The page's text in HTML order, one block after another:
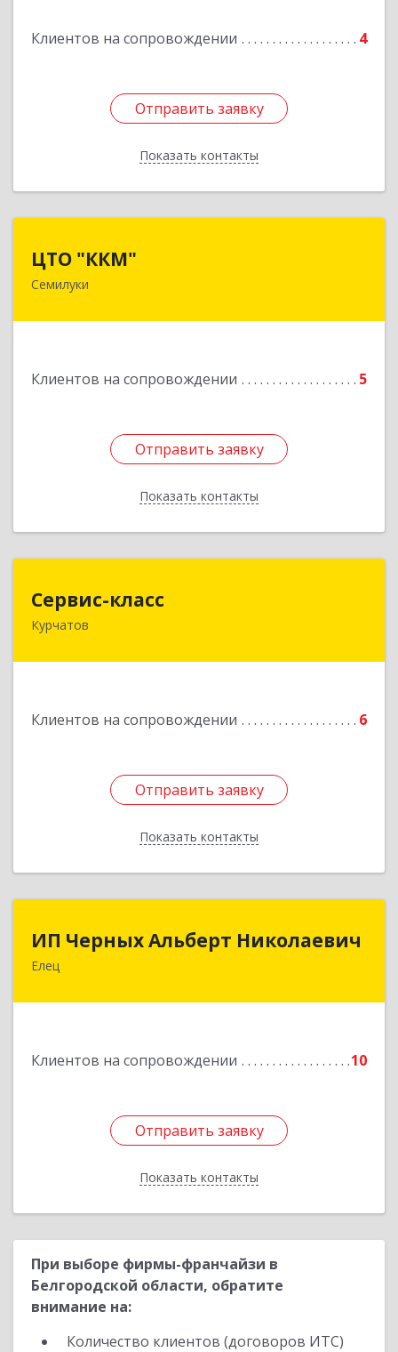
Клиентов на сопровождении 4
Отправить заявку
Показать контакты
Отправить заявку
Назад
ЦТО "ККМ"
Семилуки
Клиентов на сопровождении 5
Отправить заявку
Показать контакты
Отправить заявку
Назад
Сервис-класс
Курчатов
Клиентов на сопровождении 6
Отправить заявку
Показать контакты
Подробнее
Отправить заявку
Назад
ИП Черных Альберт Николаевич
Елец
Клиентов на сопровождении 10
Отправить заявку
Показать контакты
ИП Черных Альберт Николаевич
399771, Липецкая обл, Елец г, Н.Гусевой ул, 56А
Отправить заявку
Назад
При выборе фирмы-франчайзи в
Белгородской области, обратите
внимание на:
Количество клиентов (договоров ИТС)